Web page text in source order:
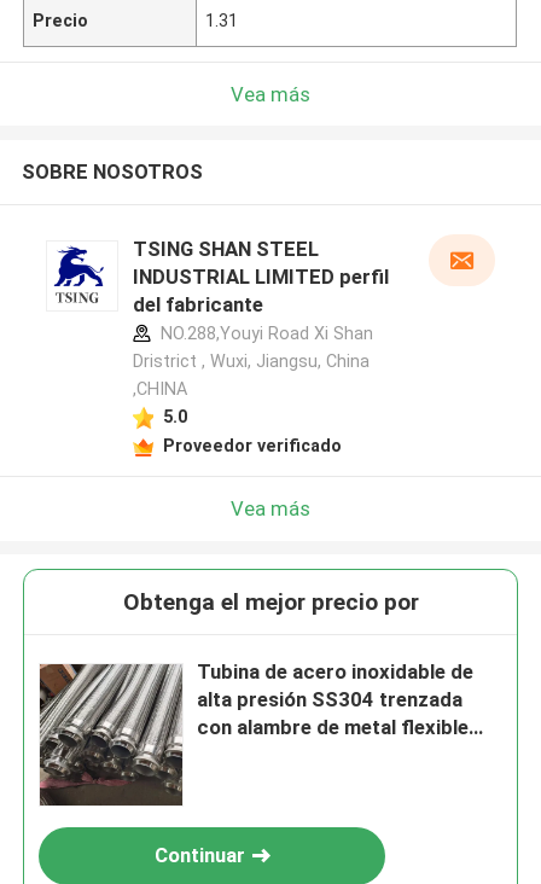
Precio 1.31
Vea más
SOBRE NOSOTROS
TSING SHAN STEEL
INDUSTRIAL LIMITED perfil
del fabricante
NO.288,Youyi Road Xi Shan
Dristrict , Wuxi, Jiangsu, China
,CHINA
5.0
Proveedor verificado
Vea más
Obtenga el mejor precio por
Tubina de acero inoxidable de
alta presión SS304 trenzada
con alambre de metal flexible
Continuar